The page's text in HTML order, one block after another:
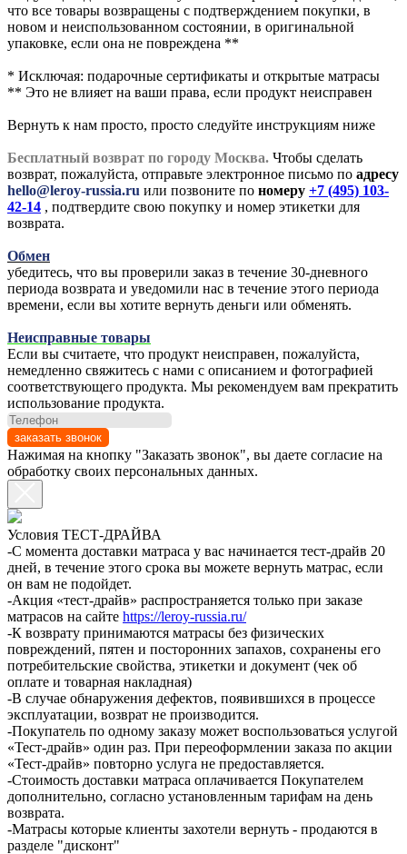
что все товары возвращены с подтверждением покупки, в
новом и неиспользованном состоянии, в оригинальной
упаковке, если она не повреждена **
* Исключая: подарочные сертификаты и открытые матрасы
** Это не влияет на ваши права, если продукт неисправен
Вернуть к нам просто, просто следуйте инструкциям ниже
Бесплатный возврат по городу Москва. Чтобы сделать
возврат, пожалуйста, отправьте электронное письмо по адресу
hello@leroy-russia.ru или позвоните по номеру +7 (495) 103-
42-14 , подтвердите свою покупку и номер этикетки для
возврата.
Обмен
убедитесь, что вы проверили заказ в течение 30-дневного
периода возврата и уведомили нас в течение этого периода
времени, если вы хотите вернуть деньги или обменять.
Неисправные товары
Если вы считаете, что продукт неисправен, пожалуйста,
немедленно свяжитесь с нами с описанием и фотографией
соответствующего продукта. Мы рекомендуем вам прекратить
использование продукта.
заказать звонок
Нажимая на кнопку "Заказать звонок", вы даете согласие на
обработку своих персональных данных.
Условия ТЕСТ-ДРАЙВА
-С момента доставки матраса у вас начинается тест-драйв 20
дней, в течение этого срока вы можете вернуть матрас, если
он вам не подойдет.
-Акция «тест-драйв» распространяется только при заказе
матрасов на сайте https://leroy-russia.ru/
-К возврату принимаются матрасы без физических
повреждений, пятен и посторонних запахов, сохранены его
потребительские свойства, этикетки и документ (чек об
оплате и товарная накладная)
-В случае обнаружения дефектов, появившихся в процессе
эксплуатации, возврат не производится.
-Покупатель по одному заказу может воспользоваться услугой
«Тест-драйв» один раз. При переоформлении заказа по акции
«Тест-драйв» повторно услуга не предоставляется.
-Стоимость доставки матраса оплачивается Покупателем
дополнительно, согласно установленным тарифам на день
возврата.
-Матрасы которые клиенты захотели вернуть - продаются в
разделе "дисконт"